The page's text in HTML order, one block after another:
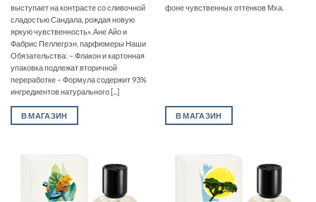
выступает на контрасте со сливочной
сладостью Сандала, рождая новую
яркую чувственность». Ане Айо и
Фабрис Пеллегрэн, парфюмеры Наши
Обязательства: – Флакон и картонная
упаковка подлежат вторичной
переработке – Формула содержит 93%
ингредиентов натурального [...]
В МАГАЗИН
фоне чувственных оттенков Мха.
В МАГАЗИН